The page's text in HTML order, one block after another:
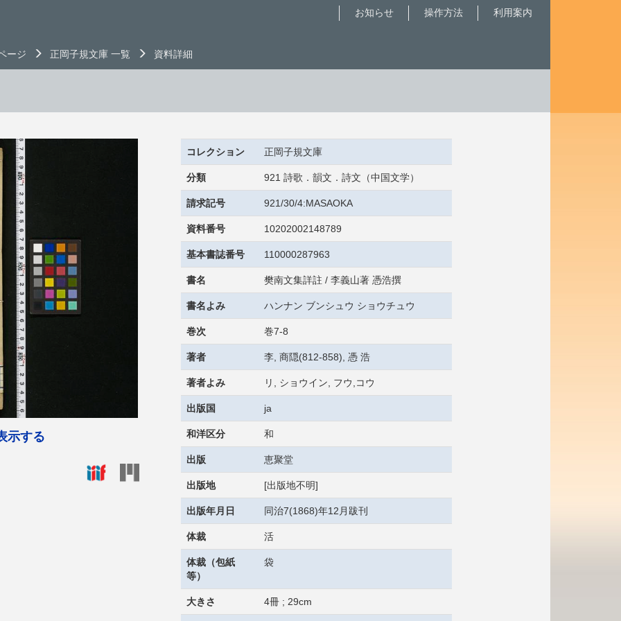
利用案内
操作方法
お知らせ
ージ 正岡子規文庫 一覧 資料詳細
示する
コレクション 正岡子規文庫
分類 921 詩歌．韻文．詩文（中国文学）
請求記号 921/30/4:MASAOKA
資料番号 10202002148789
基本書誌番号 110000287963
書名 樊南文集詳註 / 李義山著 憑浩撰
書名よみ ハンナン ブンシュウ ショウチュウ
巻次 巻7-8
著者 李, 商隠(812-858), 憑 浩
著者よみ リ, ショウイン, フウ,コウ
出版国 ja
和洋区分 和
出版 恵聚堂
出版地 [出版地不明]
出版年月日 同治7(1868)年12月跋刊
体裁 活
体裁（包紙
等）
袋
大きさ 4冊 ; 29cm